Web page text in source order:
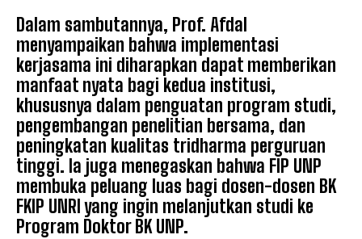
Dalam sambutannya, Prof. Afdal
menyampaikan bahwa implementasi
kerjasama ini diharapkan dapat memberikan
manfaat nyata bagi kedua institusi,
khususnya dalam penguatan program studi,
pengembangan penelitian bersama, dan
peningkatan kualitas tridharma perguruan
tinggi. Ia juga menegaskan bahwa FIP UNP
membuka peluang luas bagi dosen-dosen BK
FKIP UNRI yang ingin melanjutkan studi ke
Program Doktor BK UNP.